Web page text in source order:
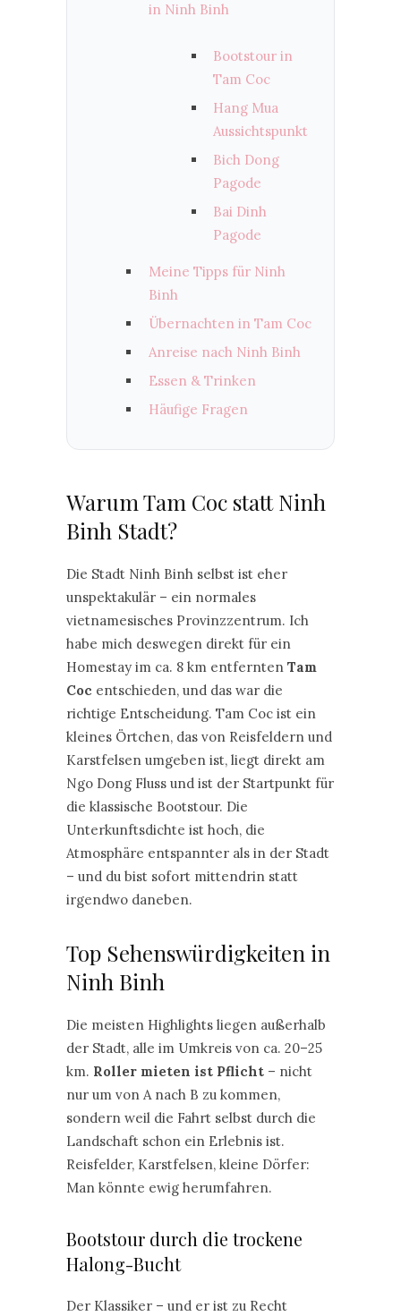
in Ninh Binh
Bootstour in
Tam Coc
Hang Mua
Aussichtspunkt
Bich Dong
Pagode
Bai Dinh
Pagode
Meine Tipps für Ninh
Binh
Übernachten in Tam Coc
Anreise nach Ninh Binh
Essen & Trinken
Häufige Fragen
Warum Tam Coc statt Ninh
Binh Stadt?
Die Stadt Ninh Binh selbst ist eher
unspektakulär – ein normales
vietnamesisches Provinzzentrum. Ich
habe mich deswegen direkt für ein
Homestay im ca. 8 km entfernten Tam
Coc entschieden, und das war die
richtige Entscheidung. Tam Coc ist ein
kleines Örtchen, das von Reisfeldern und
Karstfelsen umgeben ist, liegt direkt am
Ngo Dong Fluss und ist der Startpunkt für
die klassische Bootstour. Die
Unterkunftsdichte ist hoch, die
Atmosphäre entspannter als in der Stadt
– und du bist sofort mittendrin statt
irgendwo daneben.
Top Sehenswürdigkeiten in
Ninh Binh
Die meisten Highlights liegen außerhalb
der Stadt, alle im Umkreis von ca. 20–25
km. Roller mieten ist Pflicht – nicht
nur um von A nach B zu kommen,
sondern weil die Fahrt selbst durch die
Landschaft schon ein Erlebnis ist.
Reisfelder, Karstfelsen, kleine Dörfer:
Man könnte ewig herumfahren.
Bootstour durch die trockene
Halong-Bucht
Der Klassiker – und er ist zu Recht